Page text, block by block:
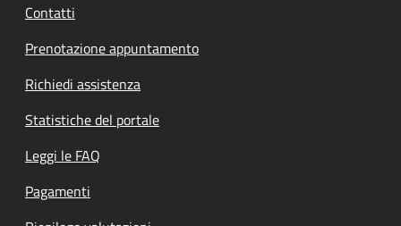
Contatti
Prenotazione appuntamento
Richiedi assistenza
Statistiche del portale
Leggi le FAQ
Pagamenti